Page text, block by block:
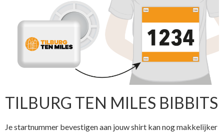
TILBURG TEN MILES BIBBITS
Je startnummer bevestigen aan jouw shirt kan nog makkelijker